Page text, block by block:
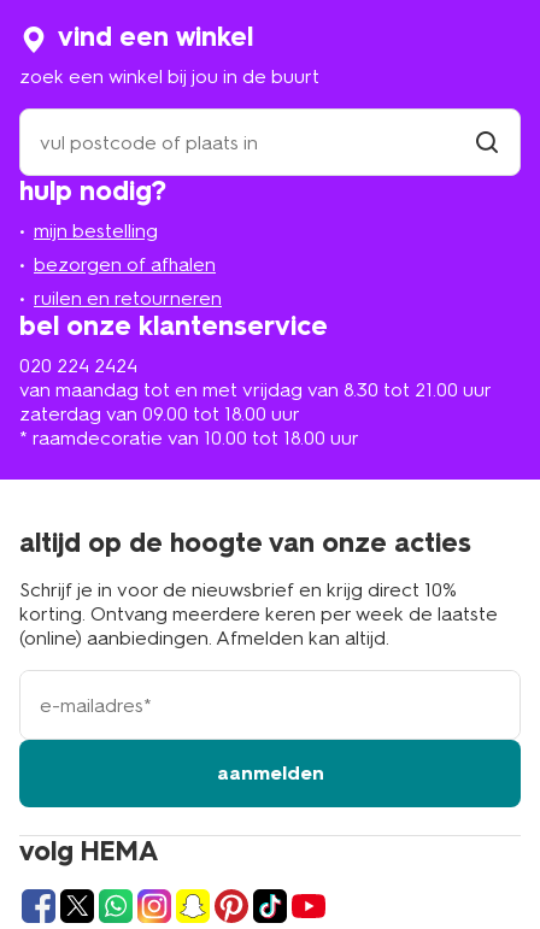
hulp nodig?
mijn bestelling
bezorgen of afhalen
ruilen en retourneren
bel onze klantenservice
020 224 2424
van maandag tot en met vrijdag van 8.30 tot 21.00 uur
zaterdag van 09.00 tot 18.00 uur
* raamdecoratie van 10.00 tot 18.00 uur
vind een winkel
zoek een winkel bij jou in de buurt
zoek
een
winkel
bij
in
de
buurt
volg HEMA
altijd op de hoogte van onze acties
Schrijf je in voor de nieuwsbrief en krijg direct 10%
korting. Ontvang meerdere keren per week de laatste
(online) aanbiedingen. Afmelden kan altijd.
e-
mailadres
aanmelden